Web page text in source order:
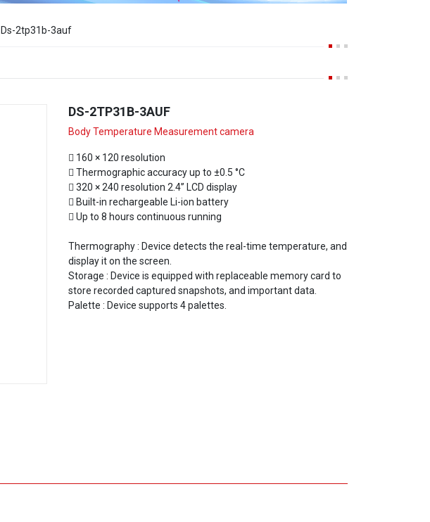
Ds-2tp31b-3auf
Body Temperature Measurement camera
 160 × 120 resolution
 320 × 240 resolution 2.4’’ LCD display
 Built-in rechargeable Li-ion battery
 Up to 8 hours continuous running
Thermography : Device detects the real-time temperature, and
Storage : Device is equipped with replaceable memory card to
store recorded captured snapshots, and important data.
Palette : Device supports 4 palettes.